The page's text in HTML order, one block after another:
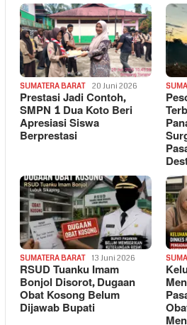
SUMATERA BARAT 20 Juni 2026
Prestasi Jadi Contoh,
SMPN 1 Dua Koto Beri
Apresiasi Siswa
Berprestasi
SUMATERA BARAT 13 Juni 2026
RSUD Tuanku Imam
Bonjol Disorot, Dugaan
Obat Kosong Belum
Dijawab Bupati